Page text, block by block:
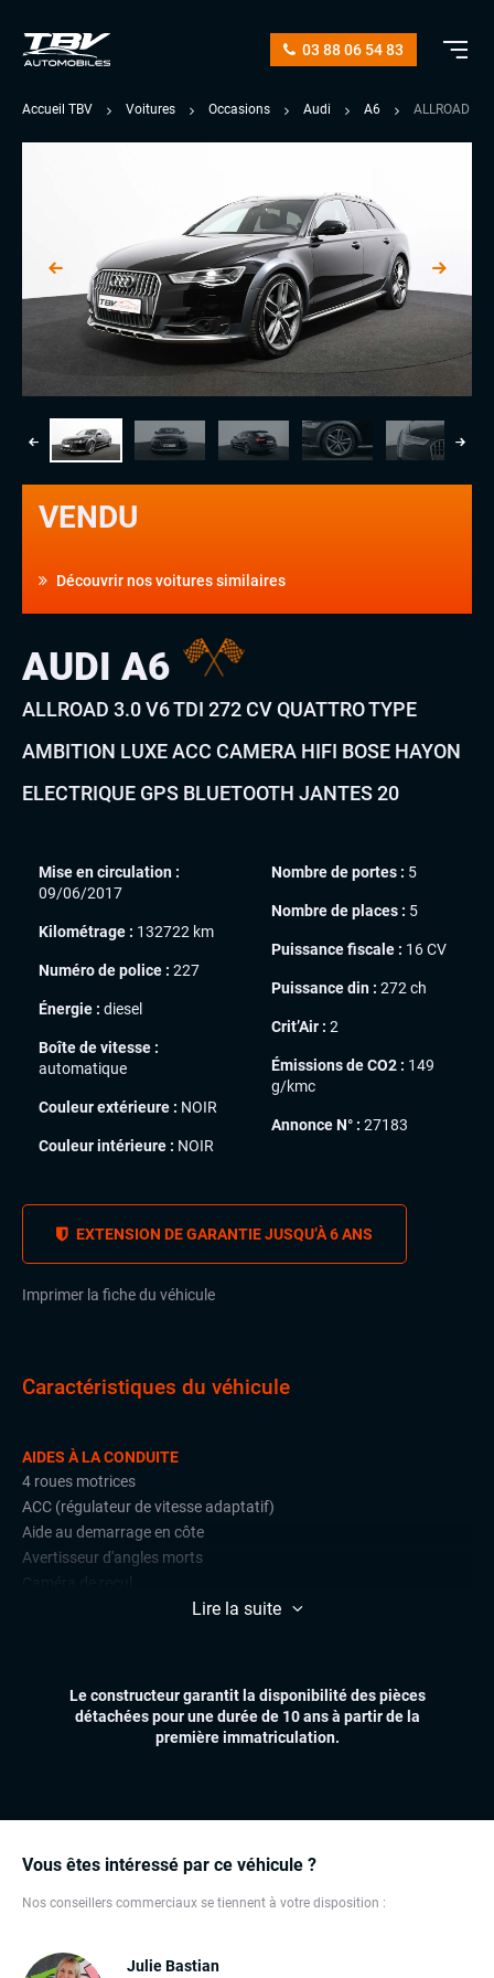
03 88 06 54 83
Accueil TBV Voitures Occasions Audi A6 ALLROAD
VENDU
Découvrir nos voitures similaires
AUDI A6
ALLROAD 3.0 V6 TDI 272 CV QUATTRO TYPE
AMBITION LUXE ACC CAMERA HIFI BOSE HAYON
ELECTRIQUE GPS BLUETOOTH JANTES 20
Mise en circulation :
09/06/2017
Kilométrage : 132722 km
Numéro de police : 227
Énergie : diesel
Boîte de vitesse :
automatique
Couleur extérieure : NOIR
Couleur intérieure : NOIR
Nombre de portes : 5
Nombre de places : 5
Puissance fiscale : 16 CV
Puissance din : 272 ch
Crit’Air : 2
Émissions de CO2 : 149
g/kmc
Annonce N° : 27183
EXTENSION DE GARANTIE JUSQU’À 6 ANS
Imprimer la fiche du véhicule
Vous êtes intéressé par ce véhicule ?
Nos conseillers commerciaux se tiennent à votre disposition :
Julie Bastian
Caractéristiques du véhicule
AIDES À LA CONDUITE
4 roues motrices
ACC (régulateur de vitesse adaptatif)
Aide au demarrage en côte
Avertisseur d'angles morts
CONFORT
Climatisation automatique
Sièges chauffants
Volant multifonctions
ÉLECTRONIQUE
Lire la suite
Le constructeur garantit la disponibilité des pièces
détachées pour une durée de 10 ans à partir de la
première immatriculation.